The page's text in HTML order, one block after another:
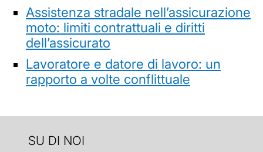
Assistenza stradale nell’assicurazione
moto: limiti contrattuali e diritti
dell’assicurato
Lavoratore e datore di lavoro: un
rapporto a volte conflittuale
SU DI NOI